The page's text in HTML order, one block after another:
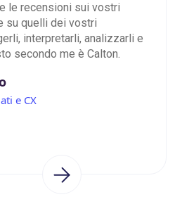
le recensioni sui vostri
su quelli dei vostri
interpretarli, analizzarli e
secondo me è Calton.
e CX